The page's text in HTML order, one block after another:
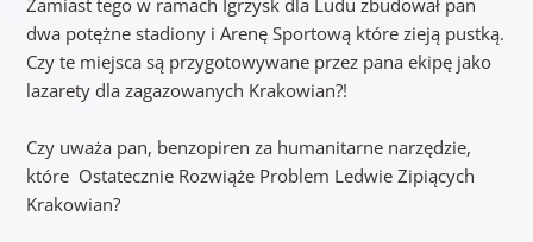
Zamiast tego w ramach Igrzysk dla Ludu zbudował pan
dwa potężne stadiony i Arenę Sportową które zieją pustką.
Czy te miejsca są przygotowywane przez pana ekipę jako
lazarety dla zagazowanych Krakowian?!
Czy uważa pan, benzopiren za humanitarne narzędzie,
które Ostatecznie Rozwiąże Problem Ledwie Zipiących
Krakowian?